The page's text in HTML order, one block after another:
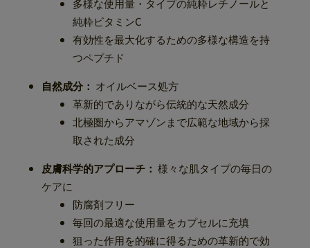
純粋ビタミンC
有効性を最大化するための多様な構造を持
つペプチド
自然成分： オイルベース処方
革新的でありながら伝統的な天然成分
北極圏からアマゾンまで広範な地域から採
取された成分
皮膚科学的アプローチ： 様々な肌タイプの毎日の
ケアに
防腐剤フリー
毎回の最適な使用量をカプセルに充填
狙った作用を的確に得るための革新的で効